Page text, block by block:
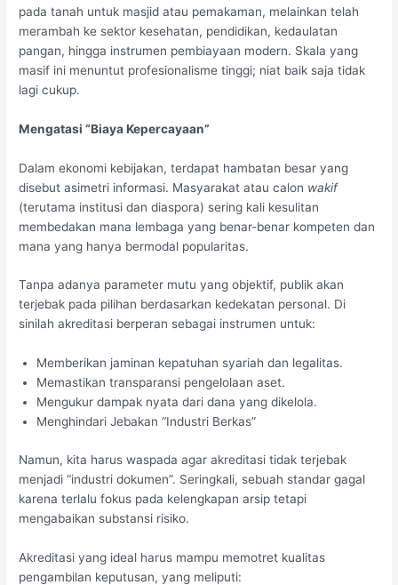
pada tanah untuk masjid atau pemakaman, melainkan telah
merambah ke sektor kesehatan, pendidikan, kedaulatan
pangan, hingga instrumen pembiayaan modern. Skala yang
masif ini menuntut profesionalisme tinggi; niat baik saja tidak
lagi cukup.
Mengatasi “Biaya Kepercayaan”
Dalam ekonomi kebijakan, terdapat hambatan besar yang
disebut asimetri informasi. Masyarakat atau calon wakif
(terutama institusi dan diaspora) sering kali kesulitan
membedakan mana lembaga yang benar-benar kompeten dan
mana yang hanya bermodal popularitas.
Tanpa adanya parameter mutu yang objektif, publik akan
terjebak pada pilihan berdasarkan kedekatan personal. Di
sinilah akreditasi berperan sebagai instrumen untuk:
Memberikan jaminan kepatuhan syariah dan legalitas.
Memastikan transparansi pengelolaan aset.
Mengukur dampak nyata dari dana yang dikelola.
Menghindari Jebakan “Industri Berkas”
Namun, kita harus waspada agar akreditasi tidak terjebak
menjadi “industri dokumen”. Seringkali, sebuah standar gagal
karena terlalu fokus pada kelengkapan arsip tetapi
mengabaikan substansi risiko.
Akreditasi yang ideal harus mampu memotret kualitas
pengambilan keputusan, yang meliputi: